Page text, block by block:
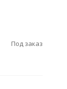
Под заказ